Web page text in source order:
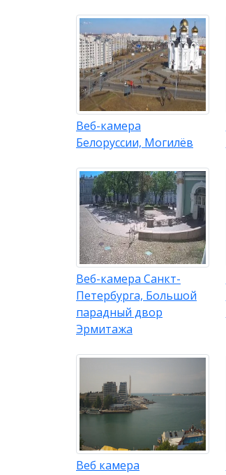
Веб-камера
Белоруссии, Могилёв
Веб-камера Санкт-
Петербурга, Большой
парадный двор
Эрмитажа
Веб камера